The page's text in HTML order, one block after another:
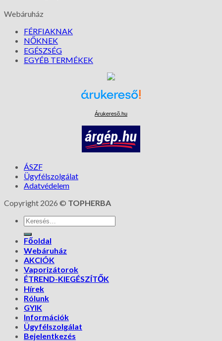
Webáruház
FÉRFIAKNAK
NŐKNEK
EGÉSZSÉG
EGYÉB TERMÉKEK
Árukeresõ.hu
ÁSZF
Ügyfélszolgálat
Adatvédelem
Copyright 2026 © TOPHERBA
Főoldal
Webáruház
AKCIÓK
Vaporizátorok
ÉTREND-KIEGÉSZÍTŐK
Hírek
Rólunk
GYIK
Információk
Ügyfélszolgálat
Bejelentkezés